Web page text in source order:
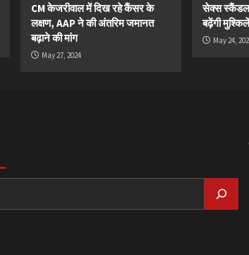
CM केजरीवाल में दिख रहे कैंसर के
लक्षण, AAP ने की अंतरिम जमानत
बढ़ाने की मांग
May 27, 2024
सेक्स स्कैंडल
बढ़ेंगी
May 24,